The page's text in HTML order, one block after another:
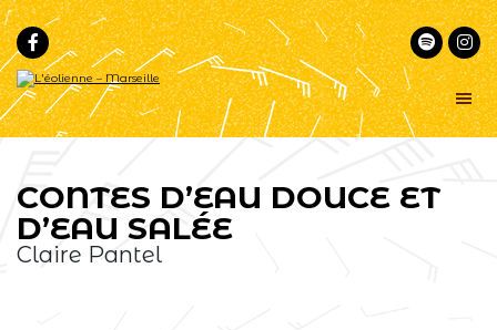
Passer
à
la
navigation
principale
Passer
au
contenu
principal
L'éolienne
-
Marseille
Un
lieu
commun
et
le
conte
au
cœur
CONTES D’EAU DOUCE ET
D’EAU SALÉE
Claire Pantel